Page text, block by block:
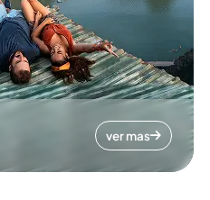
ver mas